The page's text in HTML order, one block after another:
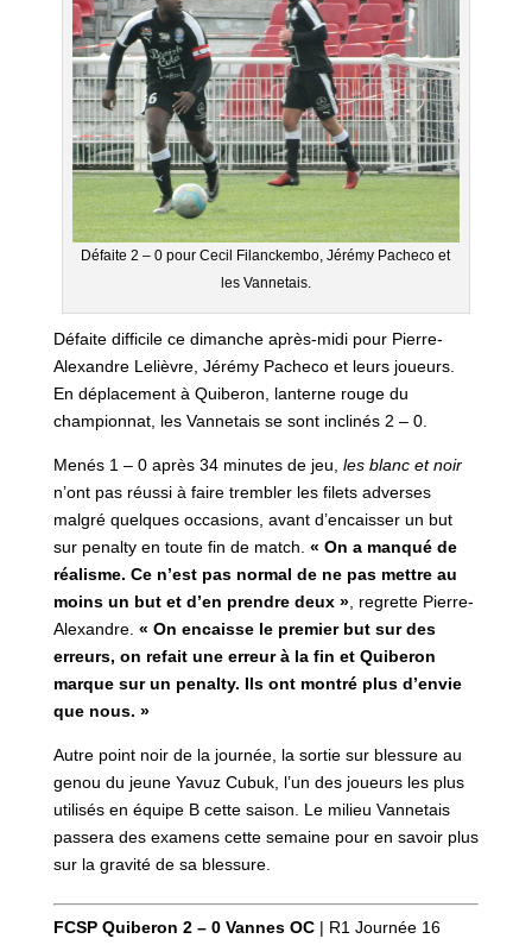
Défaite 2 – 0 pour Cecil Filanckembo, Jérémy Pacheco et
les Vannetais.
Défaite difficile ce dimanche après-midi pour Pierre-
Alexandre Lelièvre, Jérémy Pacheco et leurs joueurs.
En déplacement à Quiberon, lanterne rouge du
championnat, les Vannetais se sont inclinés 2 – 0.
Menés 1 – 0 après 34 minutes de jeu, les blanc et noir
n’ont pas réussi à faire trembler les filets adverses
malgré quelques occasions, avant d’encaisser un but
sur penalty en toute fin de match. « On a manqué de
réalisme. Ce n’est pas normal de ne pas mettre au
moins un but et d’en prendre deux », regrette Pierre-
Alexandre. « On encaisse le premier but sur des
erreurs, on refait une erreur à la fin et Quiberon
marque sur un penalty. Ils ont montré plus d’envie
que nous. »
Autre point noir de la journée, la sortie sur blessure au
genou du jeune Yavuz Cubuk, l’un des joueurs les plus
utilisés en équipe B cette saison. Le milieu Vannetais
passera des examens cette semaine pour en savoir plus
sur la gravité de sa blessure.
FCSP Quiberon 2 – 0 Vannes OC| R1 Journée 16